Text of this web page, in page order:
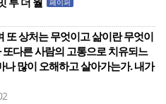
페이퍼
또 상처는 무엇이고 삶이란 무엇이
다른 사람의 고통으로 치유되느
나 많이 오해하고 살아가는가. 내가